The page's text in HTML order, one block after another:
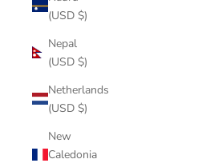
(USD $)
Nepal
(USD $)
Netherlands
(USD $)
New
Caledonia